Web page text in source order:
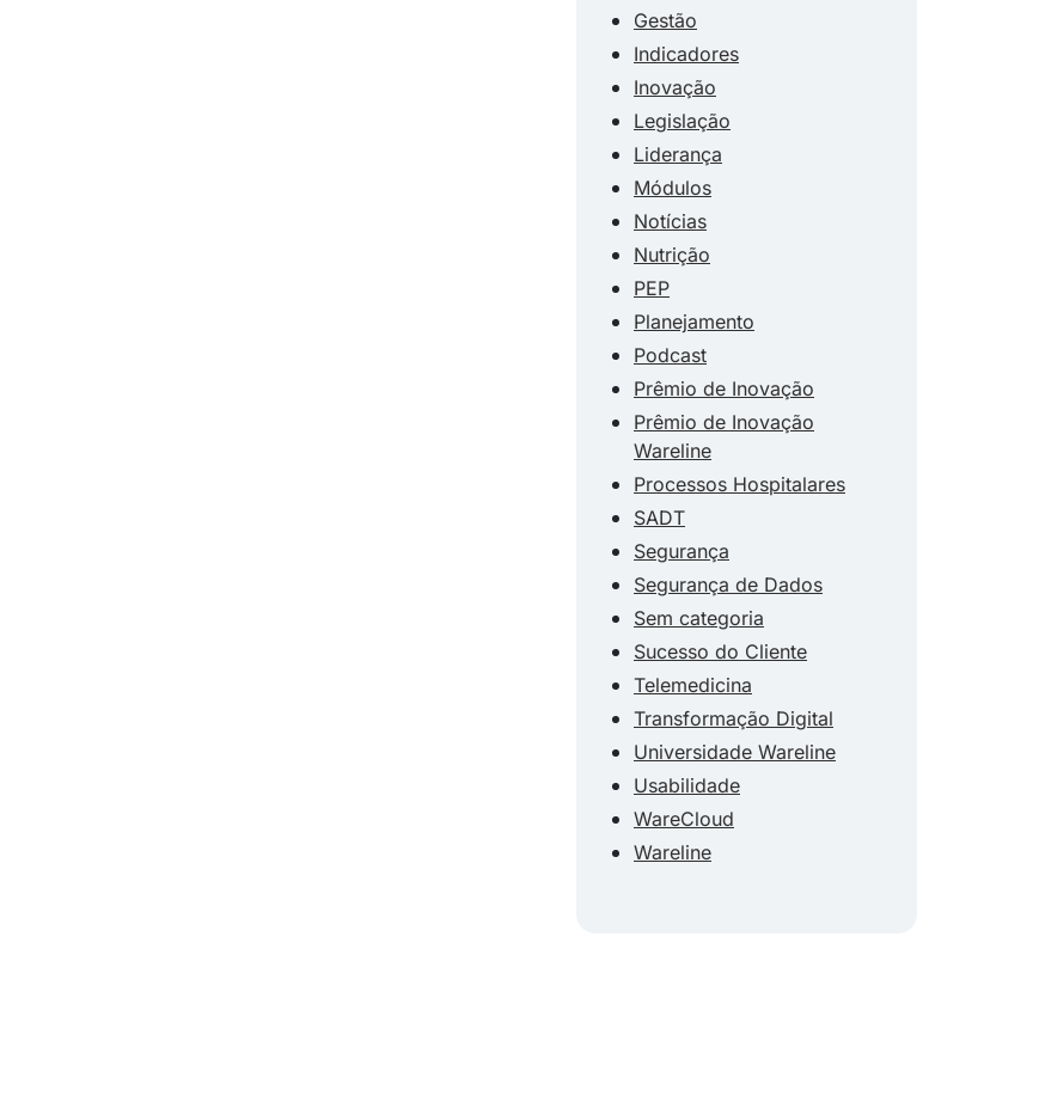
Gestão
Indicadores
Inovação
Legislação
Liderança
Módulos
Notícias
Nutrição
PEP
Planejamento
Podcast
Prêmio de Inovação
Prêmio de Inovação
Wareline
Processos Hospitalares
SADT
Segurança
Segurança de Dados
Sem categoria
Sucesso do Cliente
Telemedicina
Transformação Digital
Universidade Wareline
Usabilidade
WareCloud
Wareline